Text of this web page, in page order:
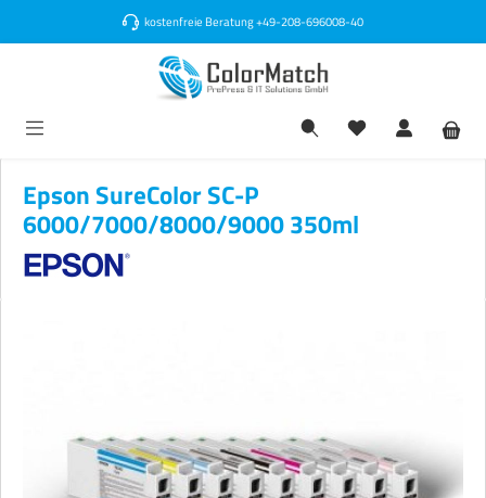
kostenfreie Beratung+49-208-696008-40
Epson SureColor SC-P
6000/7000/8000/9000 350ml